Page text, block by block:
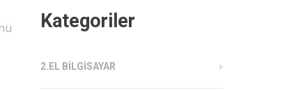
Kategoriler
2.EL BILGISAYAR